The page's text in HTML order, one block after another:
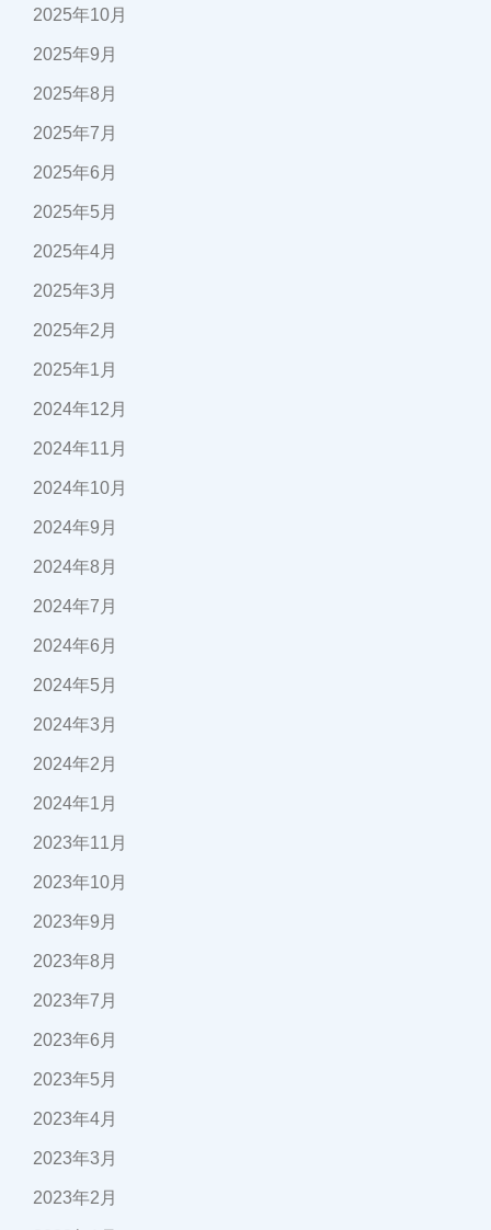
2025年10月
2025年9月
2025年8月
2025年7月
2025年6月
2025年5月
2025年4月
2025年3月
2025年2月
2025年1月
2024年12月
2024年11月
2024年10月
2024年9月
2024年8月
2024年7月
2024年6月
2024年5月
2024年3月
2024年2月
2024年1月
2023年11月
2023年10月
2023年9月
2023年8月
2023年7月
2023年6月
2023年5月
2023年4月
2023年3月
2023年2月